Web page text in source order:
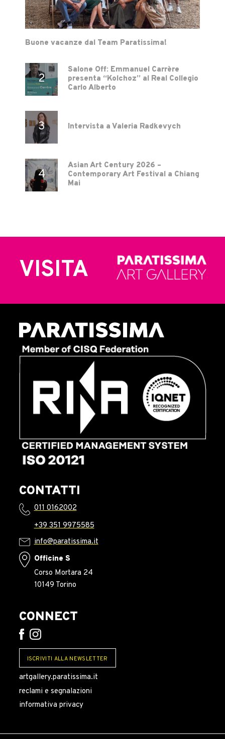
Buone vacanze dal Team Paratissima!
Salone Off: Emmanuel Carrère
presenta “Kolchoz” al Real Collegio
Carlo Alberto
Intervista a Valeria Radkevych
Asian Art Century 2026 –
Contemporary Art Festival a Chiang
Mai
VISITA
CONTATTI
011 0162002
+39 351 9975585
info@paratissima.it
Officine S
Corso Mortara 24
10149 Torino
CONNECT
ISCRIVITI ALLA NEWSLETTER
artgallery.paratissima.it
reclami e segnalazioni
informativa privacy